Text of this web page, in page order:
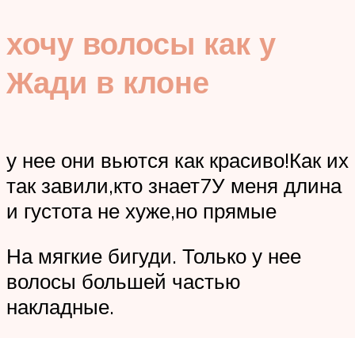
хочу волосы как у
Жади в клоне
у нее они вьются как красиво!Как их
так завили,кто знает7У меня длина
и густота не хуже,но прямые
На мягкие бигуди. Только у нее
волосы большей частью
накладные.